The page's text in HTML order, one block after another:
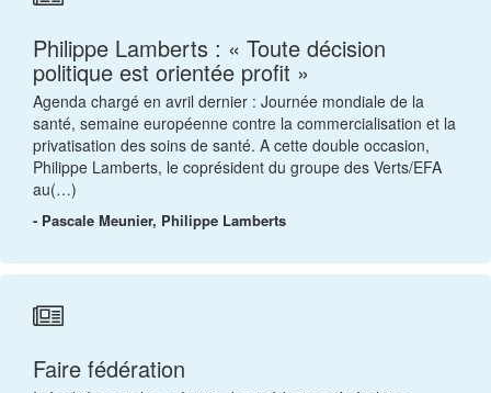
Philippe Lamberts : « Toute décision
politique est orientée profit »
Agenda chargé en avril dernier : Journée mondiale de la
santé, semaine européenne contre la commercialisation et la
privatisation des soins de santé. A cette double occasion,
Philippe Lamberts, le coprésident du groupe des Verts/EFA
au(…)
- Pascale Meunier, Philippe Lamberts
Faire fédération